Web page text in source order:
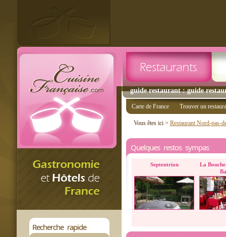
guide restaurant : guide
Recherche rapide
Carte de France Trouver un
Vous êtes ici > Restaurant Nord-pas-
Quelques restos sympas
Septentrion
La